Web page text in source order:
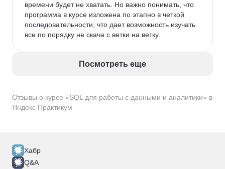
Отзывы о курсе «SQL для работы с данными и аналитики» в
Яндекс Практикум
времени будет не хватать. Но важно понимать, что
программа в курсе изложена по этапно в четкой
последовательности, что дает возможность изучать
все по порядку не скача с ветки на ветку.
Посмотреть еще
Хабр
Q&A